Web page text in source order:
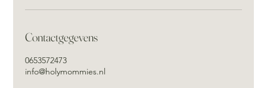
Contactgegevens
0653572473
info@holymommies.nl